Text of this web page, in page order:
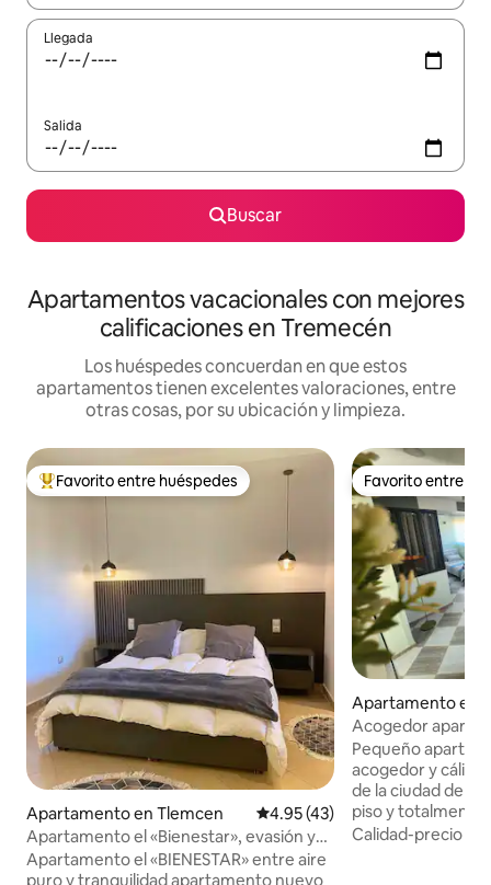
Llegada
Salida
Buscar
Apartamentos vacacionales con mejores
calificaciones en Tremecén
Los huéspedes concuerdan en que estos
apartamentos tienen excelentes valoraciones, entre
otras cosas, por su ubicación y limpieza.
Favorito entre huéspedes preferido
Favorito entre huéspedes
Apartamento en Tlemcen Calificación promedio: 4.95 de
4.95 (43)
Apartamento el «Bienestar», evasión y
relajación
Apartamento el «BIENESTAR» entre aire
puro y tranquilidad apartamento nuevo
Favorito entre
Favorito entre
Apartamento en
Acogedor
equipado en el
Tlemcen
Pequeño
acogedor y
de la ciudad de
piso y totalmente
comodidades.
Calidad-precio